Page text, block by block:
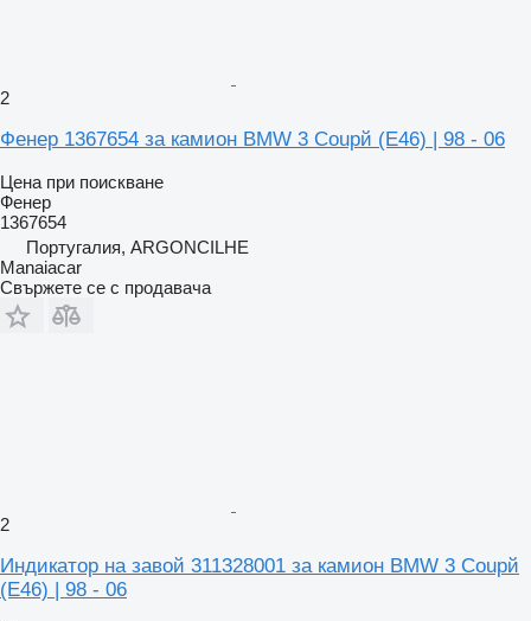
2
Фенер 1367654 за камион BMW 3 Coupй (E46) | 98 - 06
Цена при поискване
Фенер
1367654
Португалия, ARGONCILHE
Manaiacar
Свържете се с продавача
2
Индикатор на завой 311328001 за камион BMW 3 Coupй
(E46) | 98 - 06